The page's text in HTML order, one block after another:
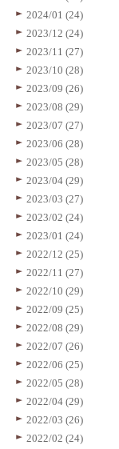
2024/01 (24)
2023/12 (24)
2023/11 (27)
2023/10 (28)
2023/09 (26)
2023/08 (29)
2023/07 (27)
2023/06 (28)
2023/05 (28)
2023/04 (29)
2023/03 (27)
2023/02 (24)
2023/01 (24)
2022/12 (25)
2022/11 (27)
2022/10 (29)
2022/09 (25)
2022/08 (29)
2022/07 (26)
2022/06 (25)
2022/05 (28)
2022/04 (29)
2022/03 (26)
2022/02 (24)